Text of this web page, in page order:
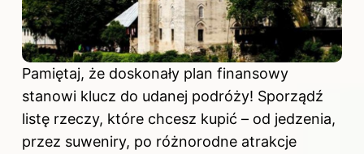
Pamiętaj, że doskonały plan finansowy
stanowi klucz do udanej podróży! Sporządź
listę rzeczy, które chcesz kupić – od jedzenia,
przez suweniry, po różnorodne atrakcje